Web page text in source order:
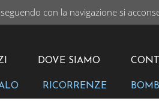
DOVE SIAMO
VAI
RICORRENZE
con la navigazione si